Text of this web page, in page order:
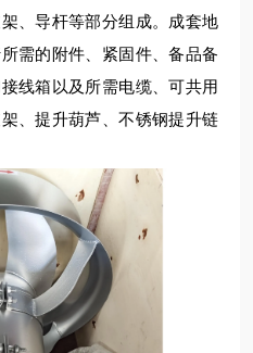
架、导杆等部分组成。成套地
所需的附件、紧固件、备品备
线箱以及所需电缆、可共用
、提升葫芦、不锈钢提升链